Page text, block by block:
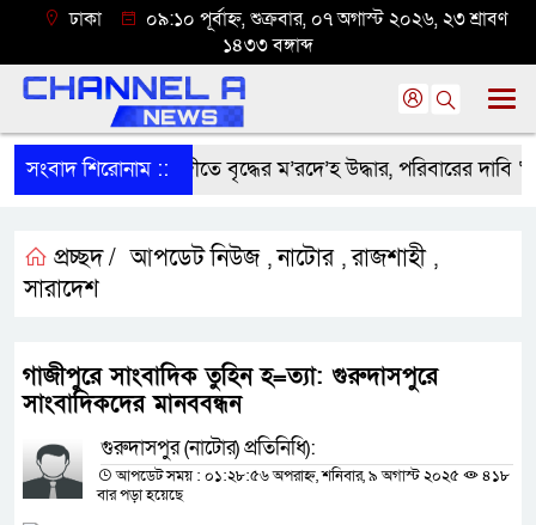
ঢাকা
০৯:১০ পূর্বাহ্ন, শুক্রবার, ০৭ অগাস্ট ২০২৬, ২৩ শ্রাবণ
১৪৩৩ বঙ্গাব্দ
সংবাদ শিরোনাম ::শ্রীবরদীতে বৃদ্ধের ম’রদে’হ উদ্ধার, পরিবারের দাবি ‘হ//
প্রচ্ছদ / আপডেট নিউজ ,নাটোর ,রাজশাহী ,
সারাদেশ
গাজীপুরে সাংবাদিক তুহিন হ=ত্যা: গুরুদাসপুরে
সাংবাদিকদের মানববন্ধন
গুরুদাসপুর (নাটোর) প্রতিনিধি):
আপডেট সময় : ০১:২৮:৫৬ অপরাহ্ন, শনিবার, ৯ অগাস্ট ২০২৫
৪১৮
বার পড়া হয়েছে